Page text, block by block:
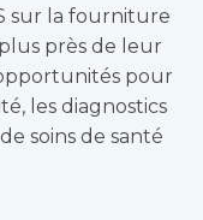
sur la fourniture
près de leur
pour
les diagnostics
soins de santé